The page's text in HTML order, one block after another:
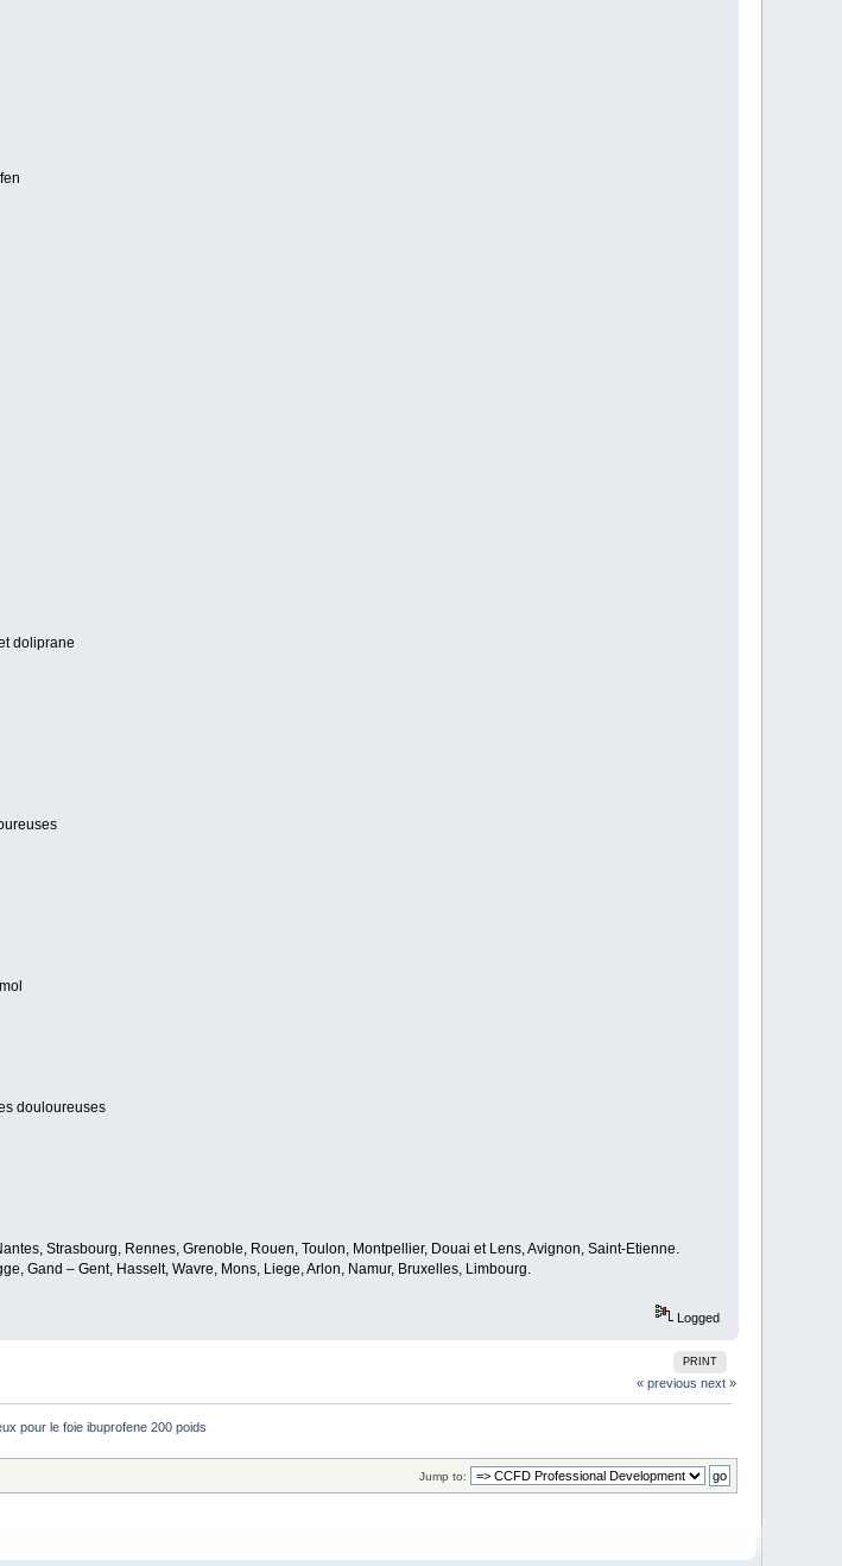
doliprane
douloureuses
Strasbourg, Rennes, Grenoble, Rouen, Toulon, Montpellier, Douai et Lens, Avignon, Saint-Etienne.
Gand – Gent, Hasselt, Wavre, Mons, Liege, Arlon, Namur, Bruxelles, Limbourg.
Logged
PRINT
« previous next »
pour le foie ibuprofene 200 poids
Jump to: